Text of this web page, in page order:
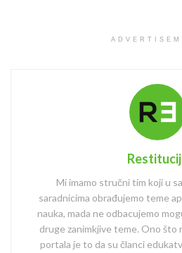
Mi imamo stručni tim koji u
saradnicima obrađujemo teme
nauka, mada ne odbacujemo
druge zanimkjive teme. Ono što
portala je to da su članci